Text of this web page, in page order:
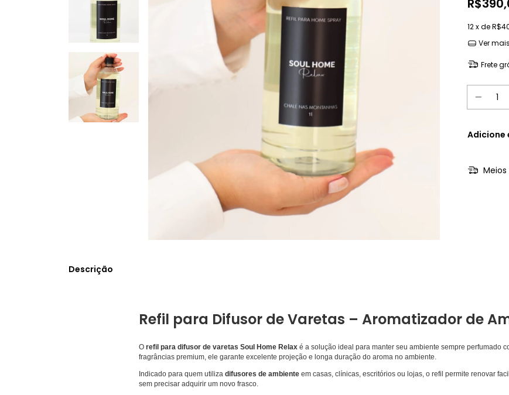
12x de
Ver
Frete
Adicione
Descrição
Refil para Difusor de Varetas – Aromatizador de
O refil para difusor de varetas Soul Home Relax é a solução ideal para manter seu ambiente sempre perfumado
fragrâncias premium, ele garante excelente projeção e longa duração do aroma no ambiente.
Indicado para quem utiliza difusores de ambiente em casas, clínicas, escritórios ou lojas, o refil permite renovar
sem precisar adquirir um novo frasco.